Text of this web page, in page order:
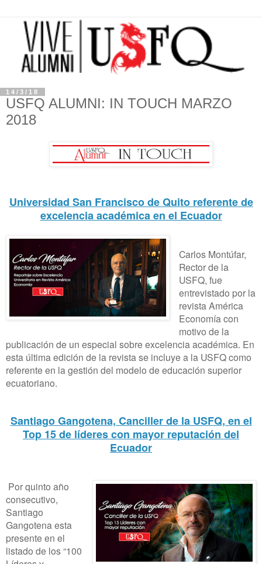
14/3/18
USFQ ALUMNI: IN TOUCH MARZO
2018
Universidad San Francisco de Quito referente de
excelencia académica en el Ecuador
Carlos Montúfar,
Rector de la
USFQ, fue
entrevistado por la
revista América
Economía con
motivo de la
publicación de un especial sobre excelencia académica. En
esta última edición de la revista se incluye a la USFQ como
referente en la gestión del modelo de educación superior
ecuatoriano.
Santiago Gangotena, Canciller de la USFQ, en el
Top 15 de líderes con mayor reputación del
Ecuador
Por quinto año
consecutivo,
Santiago
Gangotena esta
presente en el
listado de los “100